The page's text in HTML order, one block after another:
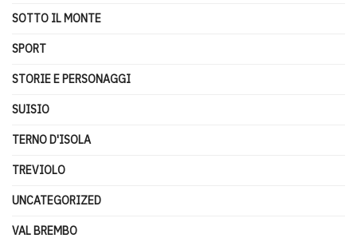
SOTTO IL MONTE
SPORT
STORIE E PERSONAGGI
SUISIO
TERNO D'ISOLA
TREVIOLO
UNCATEGORIZED
VAL BREMBO